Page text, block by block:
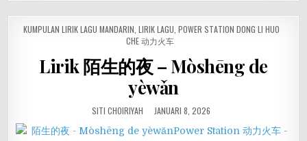
POSTED
KUMPULAN LIRIK LAGU MANDARIN LIRIK LAGU POWER STATION DONG LI HUO
CHE 动力火车
Lirik 陌生的夜 – Mòshēng de
yèwǎn
SITI CHOIRIYAH JANUARI 8, 2026